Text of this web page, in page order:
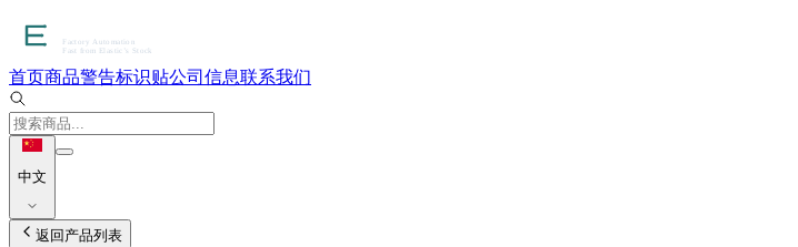
首页商品警告标识贴公司信息联系我们
中文
返回产品列表